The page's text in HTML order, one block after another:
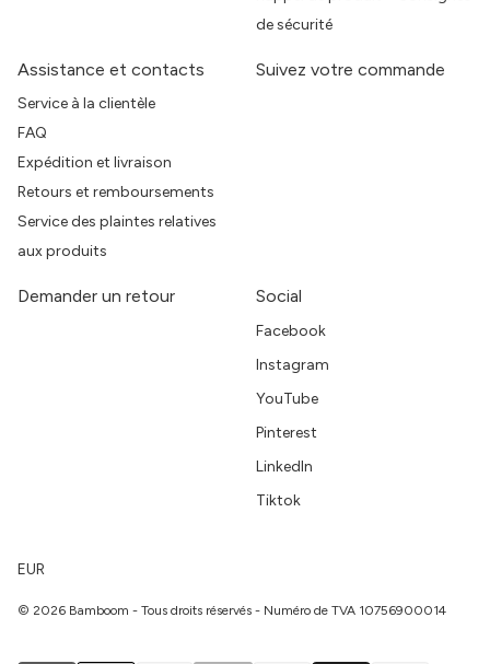
de sécurité
Assistance et contacts
Service à la clientèle
FAQ
Expédition et livraison
Retours et remboursements
Service des plaintes relatives
aux produits
Suivez votre commande
Demander un retour Social
Facebook
Instagram
YouTube
Pinterest
LinkedIn
Tiktok
EUR
© 2026 Bamboom - Tous droits réservés - Numéro de TVA 10756900014